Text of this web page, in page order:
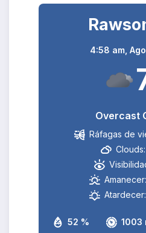
4:58 am,
Overcast
52 % 1003
Ráfagas de
Clouds:
Amanecer:
Atardecer: